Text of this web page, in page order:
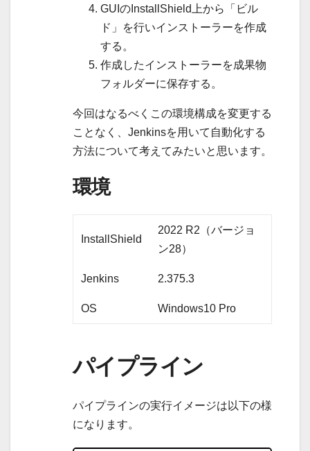
GUIのInstallShield上から「ビル
ド」を行いインストーラーを作成
する。
作成したインストーラーを成果物
フォルダーに保存する。
今回はなるべくこの環境構成を変更する
ことなく、Jenkinsを用いて自動化する
方法について考えてみたいと思います。
環境
InstallShield
2022 R2（バージョ
ン28）
Jenkins 2.375.3
OS Windows10 Pro
パイプライン
パイプラインの実行イメージは以下の様
になります。